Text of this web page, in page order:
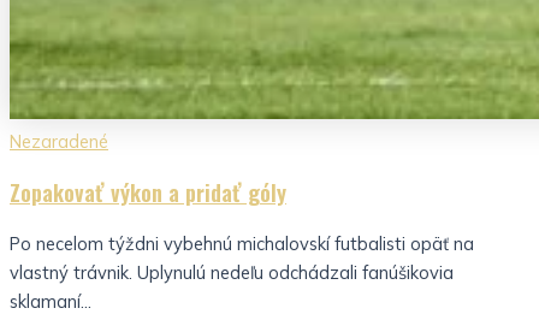
Nezaradené
Zopakovať výkon a pridať góly
Po necelom týždni vybehnú michalovskí futbalisti opäť na
vlastný trávnik. Uplynulú nedeľu odchádzali fanúšikovia
sklamaní...